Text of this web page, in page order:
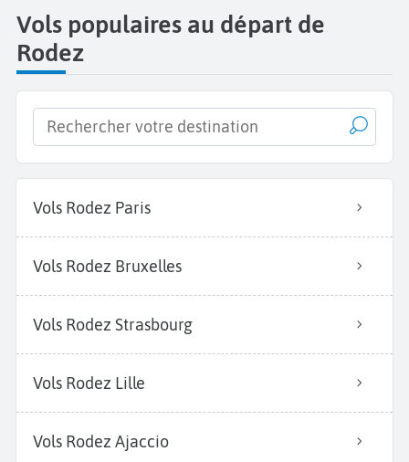
Vols populaires au départ de
Rodez
Vols Rodez Paris
Vols Rodez Bruxelles
Vols Rodez Strasbourg
Vols Rodez Lille
Vols Rodez Ajaccio